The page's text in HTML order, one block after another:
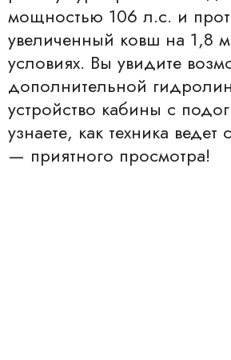
мощностью 106 л.с. и
увеличенный ковш на 1,8
условиях. Вы увидите
дополнительной
устройство кабины с
узнаете, как техника ведет
— приятного просмотра!